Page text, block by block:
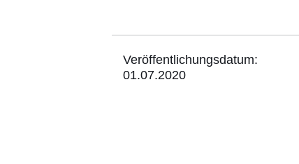
Veröffentlichungsdatum:
01.07.2020